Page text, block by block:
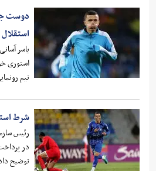
دوست
یاسر
استوری
تیم
شرط
رئیس
در
توضیح